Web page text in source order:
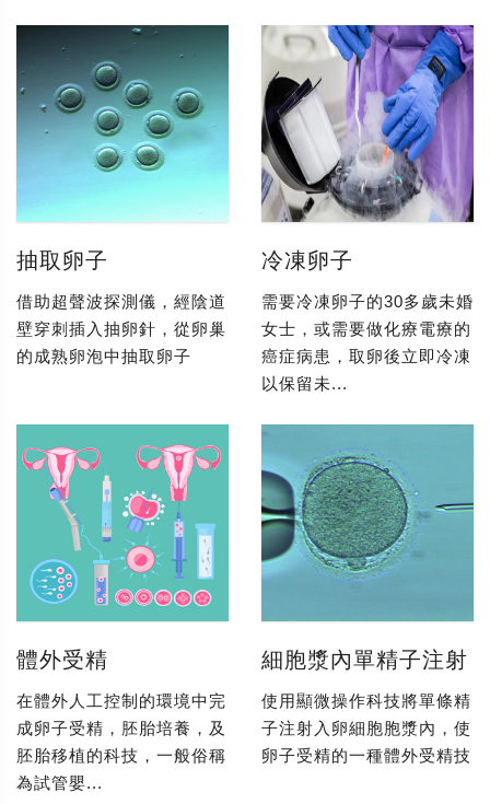
抽取卵子
借助超聲波探測儀，經陰道
壁穿刺插入抽卵針，從卵巢
的成熟卵泡中抽取卵子
冷凍卵子
需要冷凍卵子的30多歲未婚
女士，或需要做化療電療的
癌症病患，取卵後立即冷凍
以保留未...
體外受精
在體外人工控制的環境中完
成卵子受精，胚胎培養，及
胚胎移植的科技，一般俗稱
為試管嬰...
細胞漿內單精子注射
使用顯微操作科技將單條精
子注射入卵細胞胞漿內，使
卵子受精的一種體外受精技